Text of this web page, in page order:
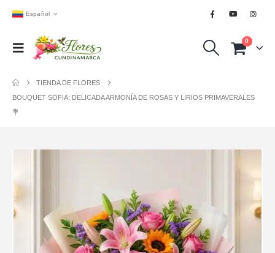
Español
0
TIENDA DE FLORES
BOUQUET SOFIA: DELICADA ARMONÍA DE ROSAS Y LIRIOS PRIMAVERALES
💐